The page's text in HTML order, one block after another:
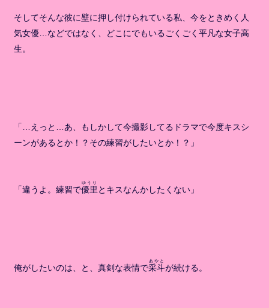
そしてそんな彼に壁に押し付けられている私、今をときめく人
気女優…などではなく、どこにでもいるごくごく平凡な女子高
生。
「…えっと…あ、もしかして今撮影してるドラマで今度キスシ
ーンがあるとか！？その練習がしたいとか！？」
「違うよ。練習で優里
ゆうり
とキスなんかしたくない」
俺がしたいのは、と、真剣な表情で采斗
あやと
が続ける。